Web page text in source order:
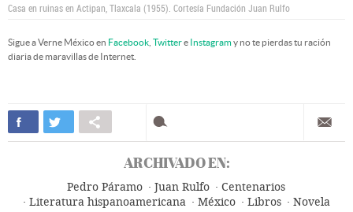
Casa en ruinas en Actipan, Tlaxcala (1955). Cortesía Fundación Juan Rulfo
Sigue a Verne México en Facebook Twittere Instagramy no te pierdas tu ración
diaria de maravillas de Internet.
ARCHIVADO EN:
Pedro Páramo Juan Rulfo
Centenarios
Literatura hispanoamericana
México Libros
Novela